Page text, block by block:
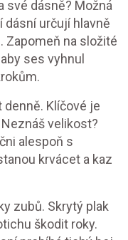
své dásně? Možná
dásní určují hlavně
Zapomeň na složité
ses vyhnul
denně. Klíčové je
velikost?
alespoň s
krvácet a kaz
zubů. Skrytý plak
škodit roky.